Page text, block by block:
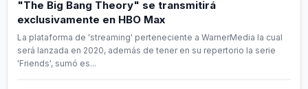
"The Big Bang Theory" se transmitirá
exclusivamente en HBO Max
La plataforma de 'streaming' perteneciente a WarnerMedia la cual
será lanzada en 2020, además de tener en su repertorio la serie
'Friends', sumó es...